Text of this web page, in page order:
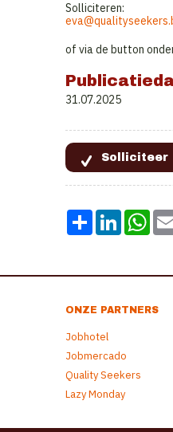
Solliciteren:
of via de button
31.07.2025
Share LinkedIn
ONZE PARTNERS
Jobhotel
Jobmercado
Quality Seekers
Lazy Monday